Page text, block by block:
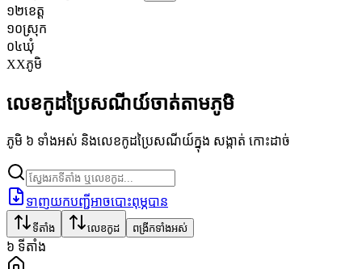
១២ខេត្ត
១០ស្រុក
០៤ឃុំ
XXភូមិ
លេខកូដប្រៃសណីយ៍ចាត់តាមភូមិ
ភូមិ ៦ ទាំងអស់ និងលេខកូដប្រៃសណីយ៍ក្នុង សង្កាត់ កោះដាច់
ទាញយកបញ្ជីអាចបោះពុម្ភបាន
ទីតាំង លេខកូដ ពង្រីកទាំងអស់
៦ ទីតាំង